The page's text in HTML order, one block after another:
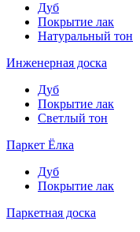
Дуб
Покрытие лак
Натуральный тон
Инженерная доска
Дуб
Покрытие лак
Светлый тон
Паркет Ёлка
Дуб
Покрытие лак
Паркетная доска